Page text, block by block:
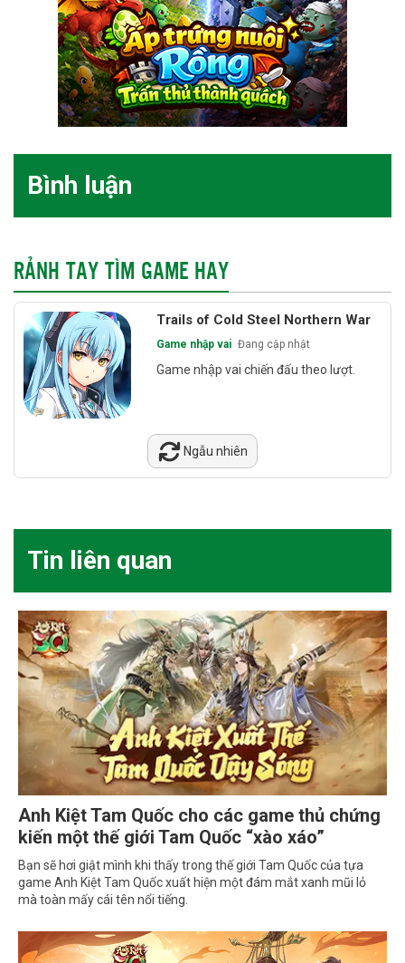
Bình luận
RẢNH TAY TÌM GAME HAY
Trails of Cold Steel Northern War
Game nhập vai Đang cập nhật
Game nhập vai chiến đấu theo lượt.
Ngẫu nhiên
Tin liên quan
Anh Kiệt Tam Quốc cho các game thủ chứng
kiến một thế giới Tam Quốc “xào xáo”
Bạn sẽ hơi giật mình khi thấy trong thế giới Tam Quốc của tựa
game Anh Kiệt Tam Quốc xuất hiện một đám mắt xanh mũi lỏ
mà toàn mấy cái tên nổi tiếng.